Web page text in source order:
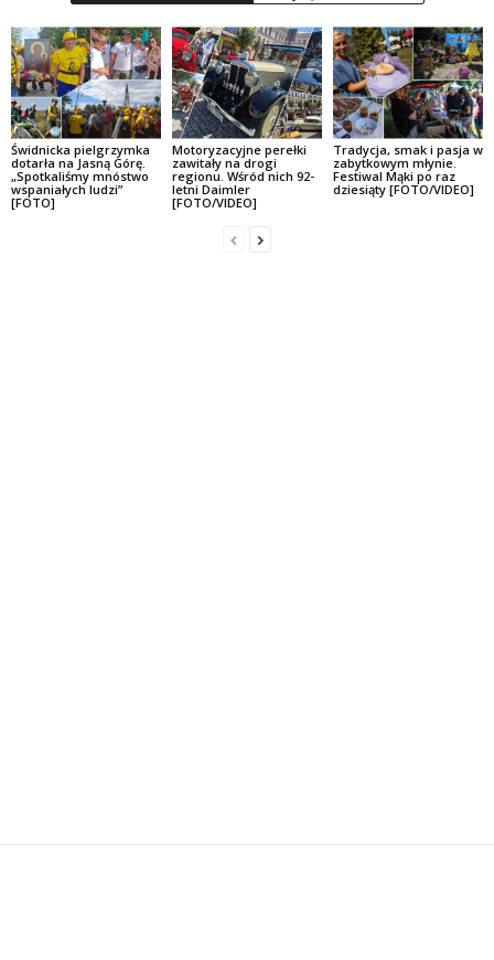
Świdnicka pielgrzymka
dotarła na Jasną Górę.
„Spotkaliśmy mnóstwo
wspaniałych ludzi”
[FOTO]
Motoryzacyjne perełki
zawitały na drogi
regionu. Wśród nich 92-
letni Daimler
[FOTO/VIDEO]
Tradycja, smak i pasja w
zabytkowym młynie.
Festiwal Mąki po raz
dziesiąty [FOTO/VIDEO]